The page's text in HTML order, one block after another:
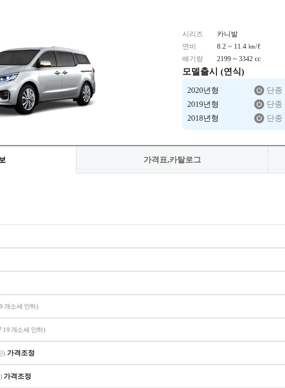
시리즈 카니발
연비
8.2 ~ 11.4 ㎞/ℓ
배기량
2199 ~ 3342 cc
모델출시 (연식)
2020년형 단종
2019년형
단종
2018년형
단종
가격표,카탈로그
개소세 인하)
개소세 인하)
)가격조정
가격조정